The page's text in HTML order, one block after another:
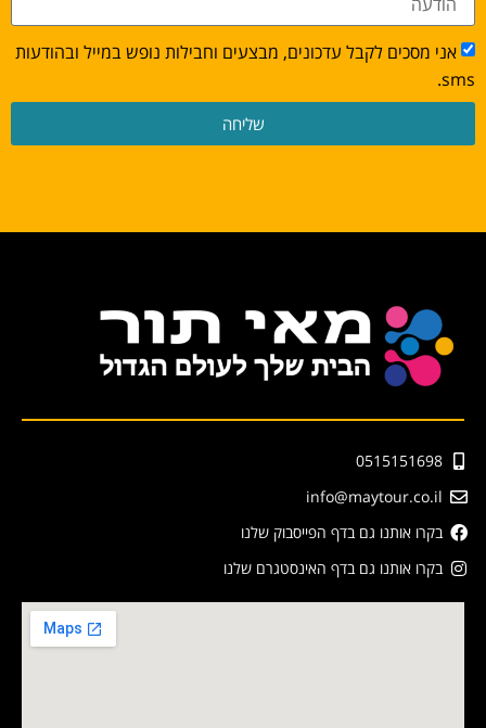
אני מסכים לקבל עדכונים, מבצעים וחבילות נופש במייל ובהודעות
sms.
שליחה
0515151698
info@maytour.co.il
בקרו אותנו גם בדף הפייסבוק שלנו
בקרו אותנו גם בדף האינסטגרם שלנו